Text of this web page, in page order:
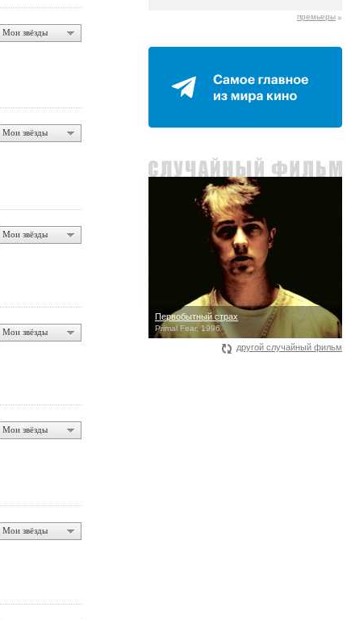
Мои звёзды
Мои звёзды
Мои звёзды
Мои звёзды
Мои звёзды
Мои звёзды
премьеры
Первобытный страх
Primal Fear, 1996
другой случайный фильм